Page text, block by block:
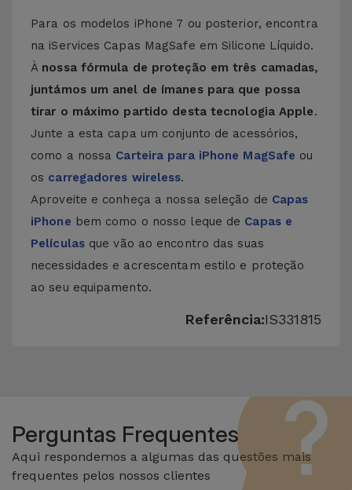
Para os modelos iPhone 7 ou posterior, encontra
na iServices Capas MagSafe em Silicone Líquido.
À nossa fórmula de proteção em três camadas,
juntámos um anel de ímanes para que possa
tirar o máximo partido desta tecnologia Apple.
Junte a esta capa um conjunto de acessórios,
como a nossa Carteira para iPhone MagSafe ou
os carregadores wireless.
Aproveite e conheça a nossa seleção de Capas
iPhone bem como o nosso leque de Capas e
Películasque vão ao encontro das suas
necessidades e acrescentam estilo e proteção
ao seu equipamento.
Referência:IS331815
Perguntas Frequentes
Aqui respondemos a algumas das questões mais
frequentes pelos nossos clientes